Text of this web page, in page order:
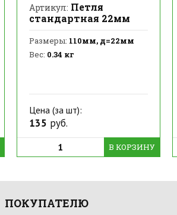
Артикул: Петля
стандартная 22мм
Размеры: 110мм, д=22мм
Вес: 0.34 кг
Цена (за шт):
135 руб.
В КОРЗИНУ
ПОКУПАТЕЛЮ